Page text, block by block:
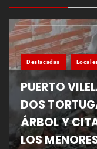
Destacadas
PUERTO
DOS
ÁRBOL Y
LOS